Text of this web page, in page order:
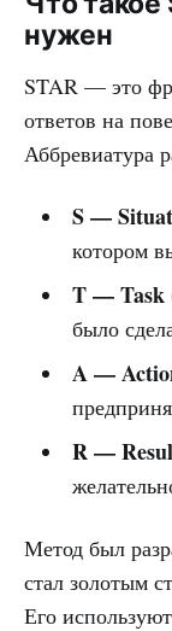
нужен
STAR — это
ответов на
Аббревиатура
S —
котором
T — Task
было
A —
R —
Метод был
стал золотым
Его